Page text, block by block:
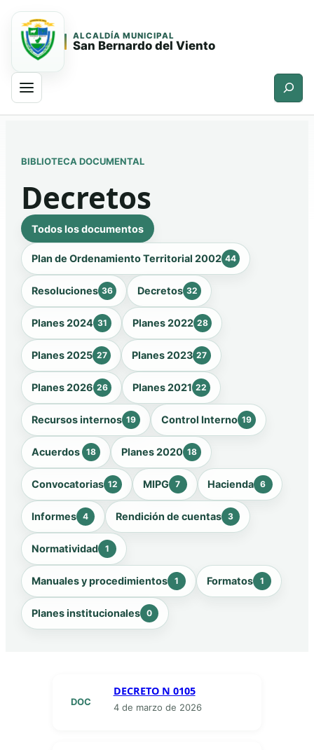
contenido
contenido
ALCALDÍA MUNICIPAL
San Bernardo del Viento
Buscar
BIBLIOTECA DOCUMENTAL
Decretos
Todos los documentos
Plan de Ordenamiento Territorial 2002 44
Resoluciones 36 Decretos 32
Planes 2024 31 Planes 2022 28
Planes 2025 27 Planes 2023 27
Planes 2026 26 Planes 2021 22
Recursos internos 19 Control Interno 19
Acuerdos 18 Planes 2020 18
Convocatorias 12 MIPG 7 Hacienda 6
Informes 4 Rendición de cuentas 3
Normatividad 1
Manuales y procedimientos 1 Formatos 1
Planes institucionales 0
DOC
DECRETO N 0105
4 de marzo de 2026